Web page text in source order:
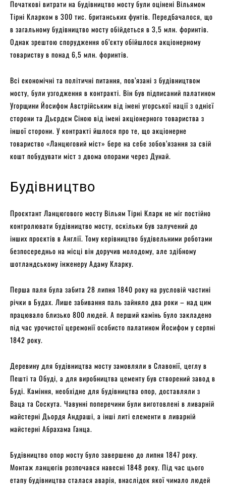
Початкові витрати на будівництво мосту були оцінені Вільямом
Тірні Кларком в 300 тис. британських фунтів. Передбачалося, що
в загальному будівництво мосту обійдеться в 3,5 млн. форинтів.
Однак зрештою спорудження об’єкту обійшлося акціонерному
товариству в понад 6,5 млн. форинтів.
Всі економічні та політичні питання, пов’язані з будівництвом
мосту, були узгодження в контракті. Він був підписаний палатином
Угорщини Йосифом Австрійським від імені угорської нації з однієї
сторони та Дьєрдєм Сіною від імені акціонерного товариства з
іншої сторони. У контракті йшлося про те, що акціонерне
товариство «Ланцюговий міст» бере на себе зобов’язання за свій
кошт побудувати міст з двома опорами через Дунай.
Будівництво
Проєктант Ланцюгового мосту Вільям Тірні Кларк не міг постійно
контролювати будівництво мосту, оскільки був залучений до
інших проєктів в Англії. Тому керівництво будівельними роботами
безпосередньо на місці він доручив молодому, але здібному
шотландському інженеру Адаму Кларку.
Перша паля була забита 28 липня 1840 року на русловій частині
річки в Будах. Лише забивання паль зайняло два роки – над цим
працювало близько 800 людей. А перший камінь було закладено
під час урочистої церемонії особисто палатином Йосифом у серпні
1842 року.
Деревину для будівництва мосту замовляли в Славонії, цеглу в
Пешті та Обуді, а для виробництва цементу був створений завод в
Буді. Каміння, необхідне для будівництва опор, доставляли з
Ваца та Соскута. Чавунні поперечини були виготовлені в ливарній
майстерні Дьордя Андраші, а інші литі елементи в ливарній
майстерні Абрахама Ганца.
Будівництво опор мосту було завершено до липня 1847 року.
Монтаж ланцюгів розпочався навесні 1848 року. Під час цього
етапу будівництва сталася аварія, внаслідок якої чимало людей